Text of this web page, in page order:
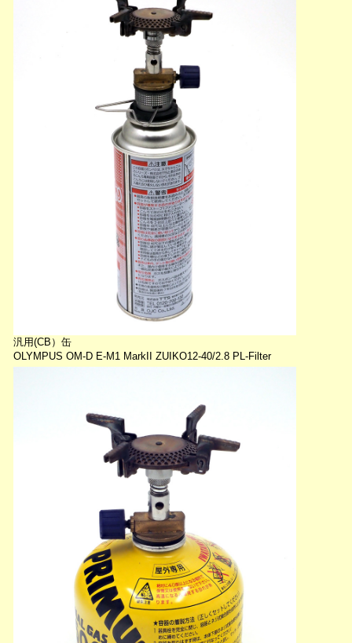
汎用(CB）缶
OLYMPUS OM-D E-M1 MarkII ZUIKO12-40/2.8 PL-Filter